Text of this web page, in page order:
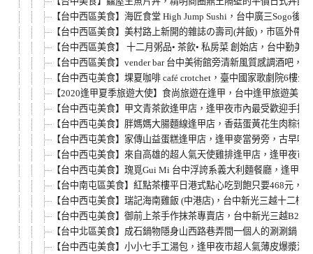
【台中西區美食】海匠食堂 High Jump Sushi，台中廣三Sogo
【台中西區美食】美村路上新開的雜誌の壽司(丼飯)，市區外帶
【台中西區美食】 十二月粥品• 茶飲• 私房菜 創始店，台中勤
【台中西區美食】vender bar 台中美術館旁清新風質感調酒吧
【台中西屯美食】堁夏咖啡 café crotchet，臺中國家歌劇院6樓
【2020逢甲夏季旅遊大使】食尚旅遊在逢甲，台中逢甲旅遊美
【台中西屯美食】甲文青茶飲逢甲店，逢甲夜市內最受歡迎手
【台中西屯美食】胖媽媽大腸麵線逢甲店，香菇蛋黃花生肉粽
【台中西屯美食】家傳山益蛋糕逢甲店，逢甲麥當勞旁，古早
【台中西屯美食】來自高雄的超人氣天使雞排逢甲店，逢甲夜
【台中西屯美食】瑰覓Gui Mi 台中浮誇系義大利麵餐廳，逢甲
【台中南屯區美食】紅點茶樓平日港式點心吃到飽只要468元
【台中西屯美食】瑞記海南雞飯 (中港店)，台中新光三越十二
【台中西屯美食】御前上茶手作抹茶專賣店，台中新光三越B2
【台中北區美食】成石鍋物隱身山西路巷弄間一個人的涮涮鍋
【台中西屯美食】小小七手工湯包，逢甲夜市超人氣薄皮爆漿